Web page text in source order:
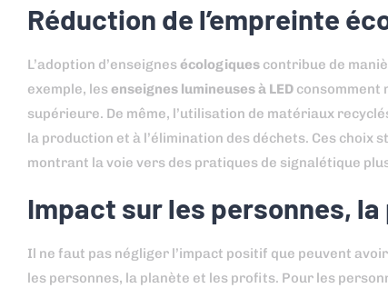
Réduction de l’empreinte
L’adoption d’enseignesécologiques contribue de
exemple, lesenseignes lumineuses à LED consomment
supérieure. De même, l’utilisation de matériaux
la production et à l’élimination des déchets. Ces
montrant la voie vers des pratiques de signalétique
Impact sur les personnes,
Il ne faut pas négliger l’impact positif que peuvent
les personnes, la planète et les profits. Pour les